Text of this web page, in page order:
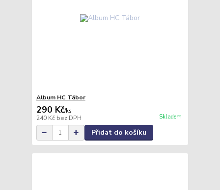
Album HC Tábor
290 Kč/ks
240 Kč bez DPH Skladem
Přidat do košíku